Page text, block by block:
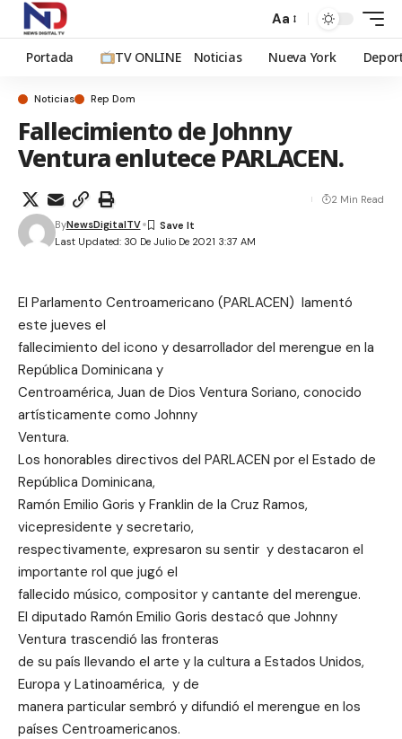
Aa
Portada TV ONLINE Noticias Nueva York
Noticias Rep Dom
Fallecimiento de Johnny
Ventura enlutece PARLACEN.
Last Updated: 30 De Julio De 2021 3:37 AM
ByNewsDigitalTV
2 Min Read
El Parlamento Centroamericano (PARLACEN) lamentó
este jueves el
fallecimiento del icono y desarrollador del merengue en la
República Dominicana y
Centroamérica, Juan de Dios Ventura Soriano, conocido
artísticamente como Johnny
Ventura.
Los honorables directivos del PARLACEN por el Estado de
República Dominicana,
Ramón Emilio Goris y Franklin de la Cruz Ramos,
vicepresidente y secretario,
respectivamente, expresaron su sentir y destacaron el
importante rol que jugó el
fallecido músico, compositor y cantante del merengue.
El diputado Ramón Emilio Goris destacó que Johnny
Ventura trascendió las fronteras
de su país llevando el arte y la cultura a Estados Unidos,
Europa y Latinoamérica, y de
manera particular sembró y difundió el merengue en los
países Centroamericanos.